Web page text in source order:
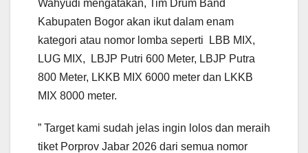
Wahyudi mengatakan, Tim Drum Band
Kabupaten Bogor akan ikut dalam enam
kategori atau nomor lomba seperti LBB MIX,
LUG MIX, LBJP Putri 600 Meter, LBJP Putra
800 Meter, LKKB MIX 6000 meter dan LKKB
MIX 8000 meter.
” Target kami sudah jelas ingin lolos dan meraih
tiket Porprov Jabar 2026 dari semua nomor